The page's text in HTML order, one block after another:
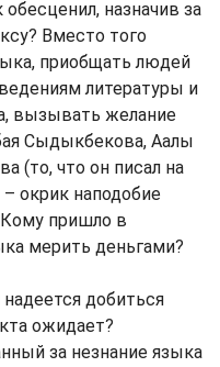
назначив за
Вместо того
приобщать людей
литературы и
вызывать желание
Сыдыкбекова, Аалы
(то, что он писал на
окрик наподобие
Кому пришло в
мерить деньгами?
добиться
ожидает?
за незнание языка